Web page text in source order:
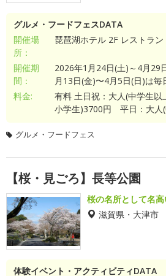
グルメ・フードフェスDATA
開催場
所：
琵琶湖ホテル 2F レストラ
開催期
間：
2026年1月24日(土)～4月29
月13日(金)〜4月5日(日)は毎
料金:
有料 土日祝：大人(中学生以
小学生)3700円 平日：大人(
グルメ・フードフェス
【桜・見ごろ】長等公園
桜の名所として名
滋賀県・大津市
体験イベント・アクティビティDATA